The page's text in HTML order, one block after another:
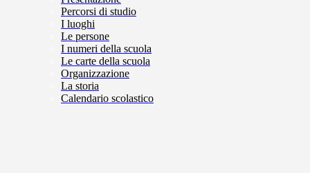
Percorsi di studio
I luoghi
Le persone
I numeri della scuola
Le carte della scuola
Organizzazione
La storia
Calendario scolastico